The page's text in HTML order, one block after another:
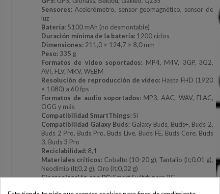
Sensores: Acelerómetro, sensor geomagnético, sensor de
luz
Batería: 5100 mAh (no desmontable)
Duración mínima de la batería: 1200 ciclos
Dimensiones: 211,0 × 124,7 × 8,0 mm
Peso: 335 g
Formatos de vídeo soportados: MP4, M4V, 3GP, 3G2,
AVI, FLV, MKV, WEBM
Resolución de reproducción de vídeo: Hasta FHD (1920
× 1080) a 60 fps
Formatos de audio soportados:MP3, AAC, WAV, FLAC,
OGG y más
Compatibilidad SmartThings:Sí
Compatibilidad Galaxy Buds: Galaxy Buds, Buds+, Buds 2,
Buds 2 Pro, Buds Pro, Buds Live, Buds FE, Buds Core, Buds
3, Buds 3 Pro
Reciclabilidad: 8,1
Materiales críticos: Cobalto (10-20 g), Tantalio (lt;0,01 g),
Neodimio (lt;0,2 g), Oro (lt;0,02 g)
Sincronización con PC:Smart Switch para PC